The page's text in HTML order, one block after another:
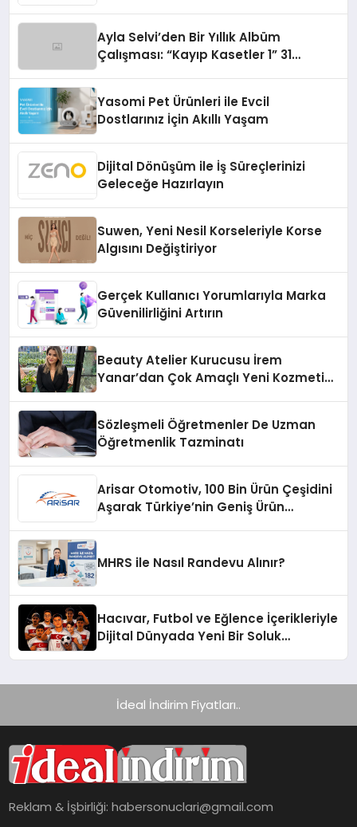
Ayla Selvi’den Bir Yıllık Albüm
Çalışması: “Kayıp Kasetler 1” 31
Yasomi Pet Ürünleri ile Evcil
Dostlarınız İçin Akıllı Yaşam
Dijital Dönüşüm ile İş Süreçlerinizi
Geleceğe Hazırlayın
Suwen, Yeni Nesil Korseleriyle Korse
Algısını Değiştiriyor
Gerçek Kullanıcı Yorumlarıyla Marka
Güvenilirliğini Artırın
Beauty Atelier Kurucusu İrem
Yanar’dan Çok Amaçlı Yeni Kozmetik
Sözleşmeli Öğretmenler De Uzman
Öğretmenlik Tazminatı
Arisar Otomotiv, 100 Bin Ürün Çeşidini
Aşarak Türkiye’nin Geniş Ürün
MHRS ile Nasıl Randevu Alınır?
Hacıvar, Futbol ve Eğlence İçerikleriyle
Dijital Dünyada Yeni Bir Soluk
İdeal İndirim Fiyatları..
Reklam & İşbirliği:habersonuclari@gmail.com